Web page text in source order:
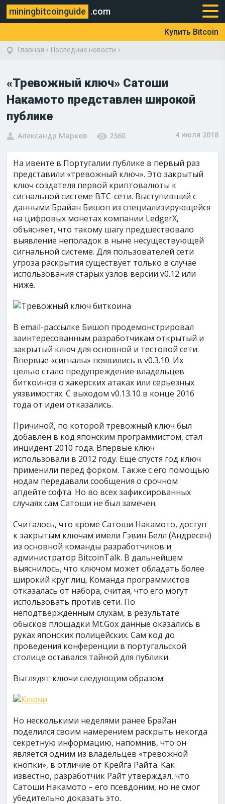
miningbitcoinguide .com
Купить Bitcoin
Главная › Последние новости ›
«Тревожный ключ» Сатоши
Накамото представлен широкой
публике
Александр Марков 2360 4 июля 2018
На ивенте в Португалии публике в первый раз
представили «тревожный ключ». Это закрытый
ключ создателя первой криптовалюты к
сигнальной системе BTC-сети. Выступивший с
данными Брайан Бишоп из специализирующейся
на цифровых монетах компании LedgerX,
объясняет, что такому шагу предшествовало
выявление неполадок в ныне несуществующей
сигнальной системе. Для пользователей сети
угроза раскрытия существует только в случае
использования старых узлов версии v0.12 или
ниже.
В email-рассылке Бишоп продемонстрировал
заинтересованным разработчикам открытый и
закрытый ключ для основной и тестовой сети.
Впервые «сигналы» появились в v0.3.10. Их
целью стало предупреждение владельцев
биткоинов о хакерских атаках или серьезных
уязвимостях. С выходом v0.13.10 в конце 2016
года от идеи отказались.
Причиной, по которой тревожный ключ был
добавлен в код японским программистом, стал
инцидент 2010 года. Впервые ключ
использовали в 2012 году. Еще спустя год ключ
применили перед форком. Также с его помощью
нодам передавали сообщения о срочном
апдейте софта. Но во всех зафиксированных
случаях сам Сатоши не был замечен.
Считалось, что кроме Сатоши Накамото, доступ
к закрытым ключам имели Гэвин Белл (Андресен)
из основной команды разработчиков и
администратор BitcoinTalk. В дальнейшем
выяснилось, что ключом может обладать более
широкий круг лиц. Команда программистов
отказалась от набора, считая, что его могут
использовать против сети. По
неподтвержденным слухам, в результате
обысков площадки Mt.Gox данные оказались в
руках японских полицейских. Сам код до
проведения конференции в португальской
столице оставался тайной для публики.
Выглядят ключи следующим образом:
Но несколькими неделями ранее Брайан
поделился своим намерением раскрыть некогда
секретную информацию, напомнив, что он
является одним из владельцев «тревожной
кнопки», в отличие от Крейга Райта. Как
известно, разработчик Райт утверждал, что
Сатоши Накамото – его псевдоним, но не смог
убедительно доказать это.